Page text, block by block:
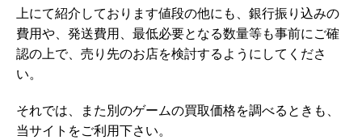
上にて紹介しております値段の他にも、銀行振り込みの
費用や、発送費用、最低必要となる数量等も事前にご確
認の上で、売り先のお店を検討するようにしてくださ
い。
それでは、また別のゲームの買取価格を調べるときも、
当サイトをご利用下さい。